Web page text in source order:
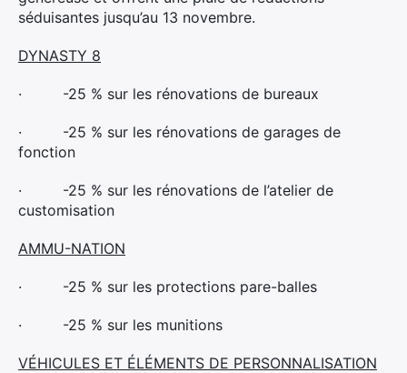
séduisantes jusqu’au 13 novembre.
DYNASTY 8
· -25 % sur les rénovations de bureaux
· -25 % sur les rénovations de garages de
fonction
· -25 % sur les rénovations de l’atelier de
customisation
AMMU-NATION
· -25 % sur les protections pare-balles
· -25 % sur les munitions
VÉHICULES ET ÉLÉMENTS DE PERSONNALISATION